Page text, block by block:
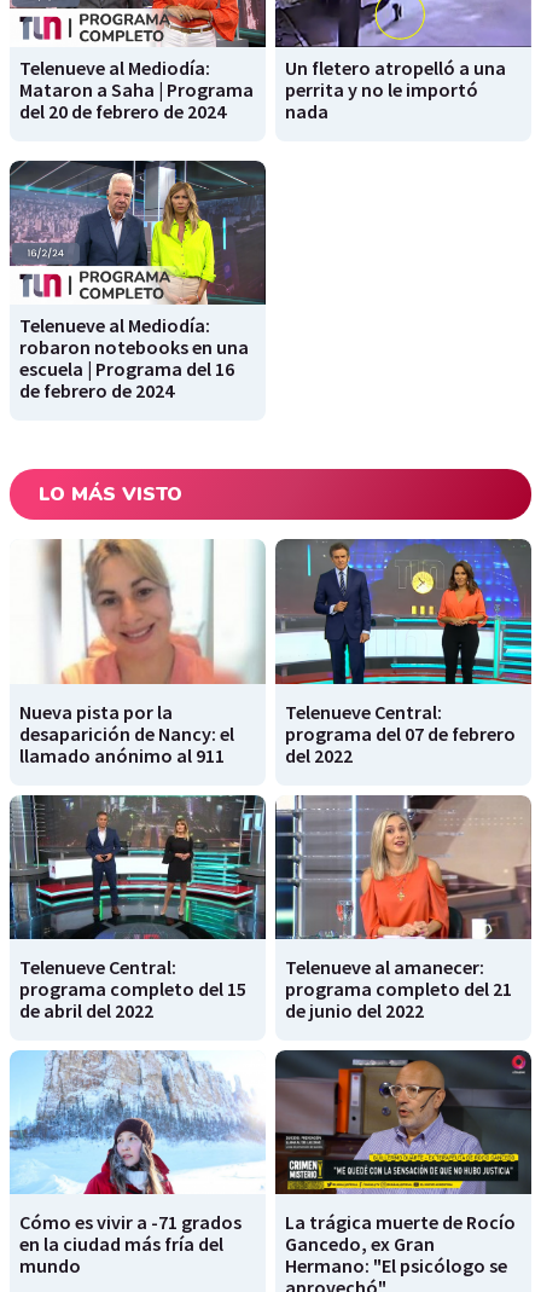
Telenueve al Mediodía:
Mataron a Saha | Programa
del 20 de febrero de 2024
Un fletero atropelló a una
perrita y no le importó
nada
Telenueve al Mediodía:
robaron notebooks en una
escuela | Programa del 16
de febrero de 2024
LO MÁS VISTO
Nueva pista por la
desaparición de Nancy: el
llamado anónimo al 911
Telenueve Central:
programa del 07 de febrero
del 2022
Telenueve Central:
programa completo del 15
de abril del 2022
Telenueve al amanecer:
programa completo del 21
de junio del 2022
Cómo es vivir a -71 grados
en la ciudad más fría del
mundo
La trágica muerte de Rocío
Gancedo, ex Gran
Hermano: "El psicólogo se